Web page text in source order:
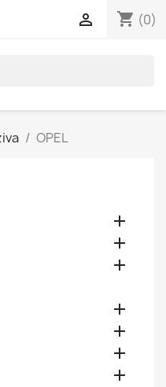
shopping_cart (0)

OPEL






